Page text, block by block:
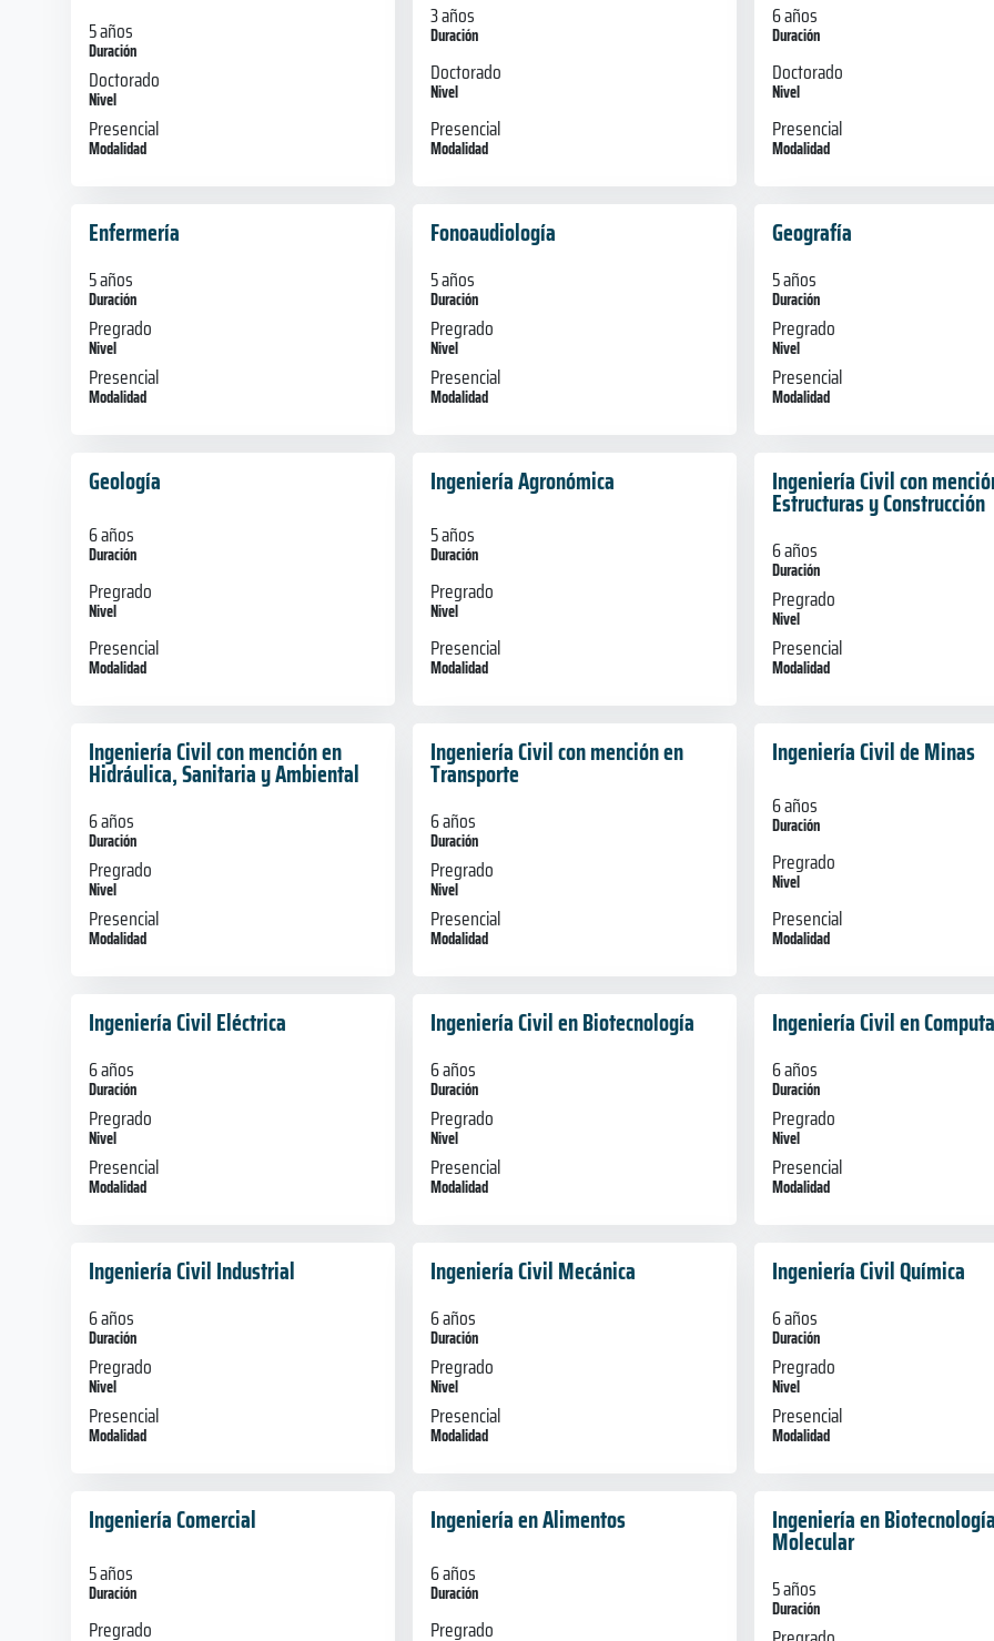
5 años
Duración
Doctorado
Nivel
Presencial
Modalidad
3 años
Duración
Doctorado
Nivel
Presencial
Modalidad
6 años
Duración
Doctorado
Nivel
Presencial
Modalidad
Enfermería
5 años
Duración
Pregrado
Nivel
Presencial
Modalidad
Fonoaudiología
5 años
Duración
Pregrado
Nivel
Presencial
Modalidad
Geografía
5 años
Duración
Pregrado
Nivel
Presencial
Modalidad
Geología
6 años
Duración
Pregrado
Nivel
Presencial
Modalidad
Ingeniería Agronómica
5 años
Duración
Pregrado
Nivel
Presencial
Modalidad
Ingeniería Civil con
Estructuras y Construcción
6 años
Duración
Pregrado
Nivel
Presencial
Modalidad
Ingeniería Civil con mención en
Hidráulica, Sanitaria y Ambiental
6 años
Duración
Pregrado
Nivel
Presencial
Modalidad
Ingeniería Civil con mención en
Transporte
6 años
Duración
Pregrado
Nivel
Presencial
Modalidad
Ingeniería Civil de Minas
6 años
Duración
Pregrado
Nivel
Presencial
Modalidad
Ingeniería Civil Eléctrica
6 años
Duración
Pregrado
Nivel
Presencial
Modalidad
Ingeniería Civil en Biotecnología
6 años
Duración
Pregrado
Nivel
Presencial
Modalidad
Ingeniería Civil en
6 años
Duración
Pregrado
Nivel
Presencial
Modalidad
Ingeniería Civil Industrial
6 años
Duración
Pregrado
Nivel
Presencial
Modalidad
Ingeniería Civil Mecánica
6 años
Duración
Pregrado
Nivel
Presencial
Modalidad
Ingeniería Civil Química
6 años
Duración
Pregrado
Nivel
Presencial
Modalidad
Ingeniería Comercial
5 años
Duración
Pregrado
Ingeniería en Alimentos
6 años
Duración
Pregrado
Ingeniería en
Molecular
5 años
Duración